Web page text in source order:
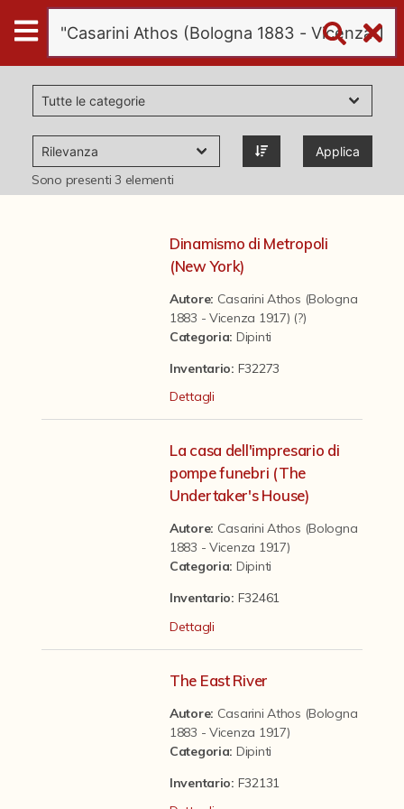
Digital
Humanities
Donazioni
Pubblicazioni
Il progetto Digital Humanities
Applica
Sono presenti3 elementi
Dinamismo di Metropoli
(New York)
Autore: Casarini Athos (Bologna
1883 - Vicenza 1917) (?)
Categoria: Dipinti
Inventario: F32273
Dettagli
La casa dell'impresario di
pompe funebri (The
Undertaker's House)
Autore: Casarini Athos (Bologna
1883 - Vicenza 1917)
Categoria: Dipinti
Inventario: F32461
Dettagli
The East River
Autore: Casarini Athos (Bologna
1883 - Vicenza 1917)
Categoria: Dipinti
Inventario: F32131